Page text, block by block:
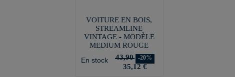
VOITURE EN BOIS,
STREAMLINE
VINTAGE - MODÈLE
MEDIUM ROUGE
En stock
43,90 -20%
35,12 €